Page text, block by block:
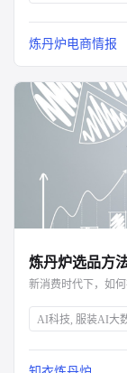
炼丹炉电商情报